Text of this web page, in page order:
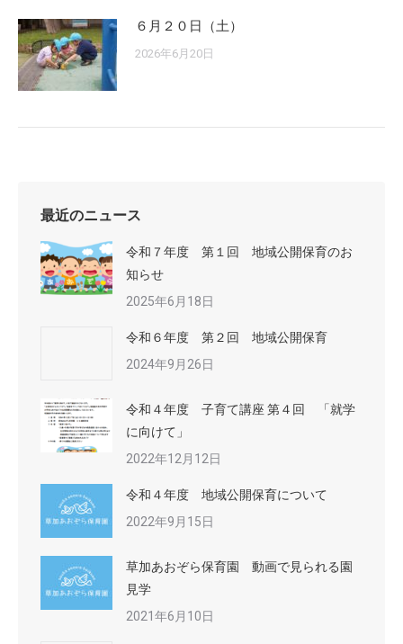
６月２０日（土）
2026年6月20日
最近のニュース
令和７年度 第１回 地域公開保育のお
知らせ
2025年6月18日
令和６年度 第２回 地域公開保育
2024年9月26日
令和４年度 子育て講座 第４回 「就学
に向けて」
2022年12月12日
令和４年度 地域公開保育について
2022年9月15日
草加あおぞら保育園 動画で見られる園
見学
2021年6月10日